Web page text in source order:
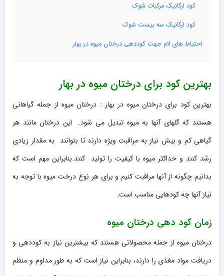
کود ارگانیک مرکبات شوک
کود ارگانیک سه بیست شوک
احتیاط های لام جهت کوددهی درختان میوه در بهار
بهترین کود برای درختان میوه در بهار
بهترین کود برای درختان میوه در بهار : درختان میوه از جمله گیاهانی
هستند که گلهای آنها به میوه تبدیل می شود. این درختان مانند هر
گیاهی کم و بیش نیاز به مراقبت ویژه دارند تا بتوانند به مقدار زیادی
رشد کنند و حداکثر میوه با کیفیت را تولید کنند.بنابراین مهم است که
بدانیم چگونه از آنها مراقبت کنیم و برای هر نوع درخت میوه با توجه به
نیاز آنها چه کودهایی مناسب است.
زمان کود دهی درختان میوه
درختان میوه از جمله محصولاتی هستند که بیشترین نیاز به کوددهی و
دریافت مواد مغذی را دارند، بنابراین نیاز است که به طور مداوم و منظم